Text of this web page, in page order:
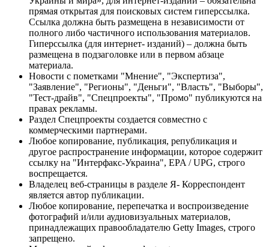
прямая открытая для поисковых систем гиперссылка.
Ссылка должна быть размещена в независимости от
полного либо частичного использования материалов.
Гиперссылка (для интернет- изданий) – должна быть
размещена в подзаголовке или в первом абзаце
материала.
Новости с пометками "Мнение", "Экспертиза",
"Заявление", "Регионы", "Деньги", "Власть", "Выборы",
"Тест-драйв", "Спецпроекты", "Промо" публикуются на
правах рекламы.
Раздел Спецпроекты создается совместно с
коммерческими партнерами.
Любое копирование, публикация, републикация и
другое распространение информации, которое содержит
ссылку на "Интерфакс-Украина", EPA / UPG, строго
воспрещается.
Владелец веб-страницы в разделе Я- Корреспондент
является автор публикации.
Любое копирование, перепечатка и воспроизведение
фотографий и/или аудиовизуальных материалов,
принадлежащих правообладателю Getty Images, строго
запрещено.